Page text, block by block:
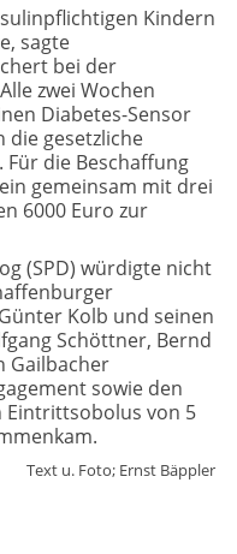
Kindern
sagte
bei der
zwei Wochen
Diabetes-Sensor
die gesetzliche
die Beschaffung
gemeinsam mit drei
6000 Euro zur
(SPD) würdigte nicht
Kolb und seinen
Schöttner, Bernd
Gailbacher
sowie den
Eintrittsobolus von 5
Text u. Foto; Ernst Bäppler